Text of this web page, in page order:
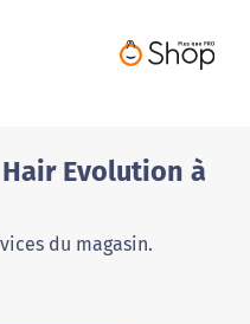
Evolution à
du magasin.